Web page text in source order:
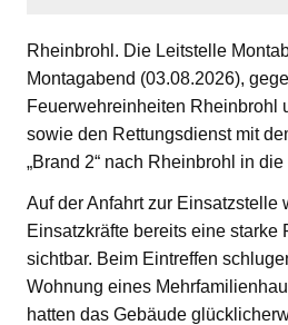
Rheinbrohl. Die Leitstelle
Montagabend (03.08.2026),
Feuerwehreinheiten Rheinbrohl
sowie den Rettungsdienst mit
„Brand 2“ nach Rheinbrohl in
Auf der Anfahrt zur Einsatzstelle
Einsatzkräfte bereits eine starke
sichtbar. Beim Eintreffen
Wohnung eines
hatten das Gebäude